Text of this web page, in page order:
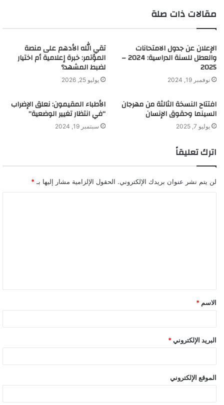
مقالات ذات صلة
الإعلان عن جدول الامتحانات
والعطل للسنة الدراسية: 2024 –
2025
نوفمبر 19, 2024
تقي الله الأدهم على منصة
المؤتمر: خبرة إعلامية أم اختيار
لضبط المشهد؟
يوليو 25, 2026
افتتاح النسخة الثالثة من مهرجان
السينما وحقوق الإنسان
يوليو 7, 2025
الأطباء المقيمون: نعلق الإضراب
“في انتظار تغيير الوضعية”
سبتمبر 19, 2024
اترك تعليقاً
لن يتم نشر عنوان بريدك الإلكتروني. الحقول الإلزامية مشار إليها بـ *
ق
*
الاسم *
البريد الإلكتروني *
الموقع الإلكتروني